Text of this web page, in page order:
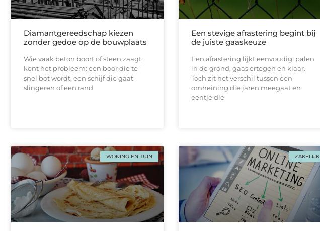
Diamantgereedschap kiezen
zonder gedoe op de bouwplaats
Wie vaak beton boort of steen zaagt,
kent het probleem: een boor die te
snel bot wordt, een schijf die gaat
slingeren of een rand
Een stevige afrastering begint bij
de juiste gaaskeuze
Een afrastering lijkt eenvoudig: palen
in de grond, gaas ertegen en klaar.
Toch zit het verschil tussen een
omheining die jaren meegaat en
eentje die
WONING EN TUIN ZAKELIJK